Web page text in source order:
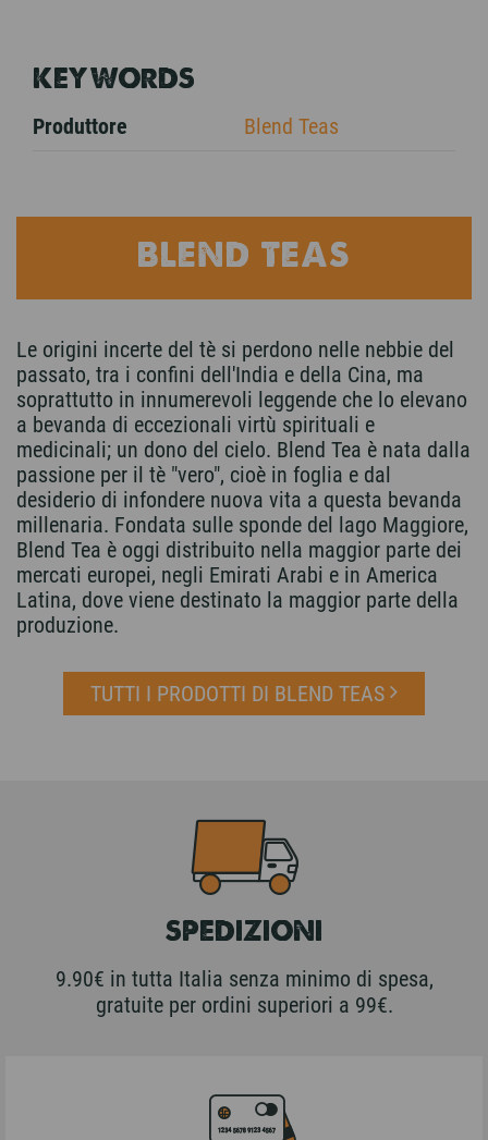
KEYWORDS
Produttore Blend Teas
BLEND TEAS
Le origini incerte del tè si perdono nelle nebbie del
passato, tra i confini dell'India e della Cina, ma
soprattutto in innumerevoli leggende che lo elevano
a bevanda di eccezionali virtù spirituali e
medicinali; un dono del cielo. Blend Tea è nata dalla
passione per il tè "vero", cioè in foglia e dal
desiderio di infondere nuova vita a questa bevanda
millenaria. Fondata sulle sponde del lago Maggiore,
Blend Tea è oggi distribuito nella maggior parte dei
mercati europei, negli Emirati Arabi e in America
Latina, dove viene destinato la maggior parte della
produzione.
TUTTI I PRODOTTI DI BLEND TEAS
SPEDIZIONI
9.90€ in tutta Italia senza minimo di spesa,
gratuite per ordini superiori a 99€.